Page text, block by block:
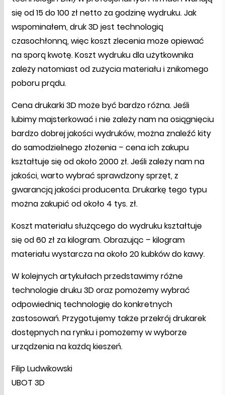
się od 15 do 100 zł netto za godzinę wydruku. Jak
wspominałem, druk 3D jest technologią
czasochłonną, więc koszt zlecenia może opiewać
na sporą kwotę. Koszt wydruku dla użytkownika
zależy natomiast od zużycia materiału i znikomego
poboru prądu.
Cena drukarki 3D może być bardzo różna. Jeśli
lubimy majsterkować i nie zależy nam na osiągnięciu
bardzo dobrej jakości wydruków, można znaleźć kity
do samodzielnego złożenia – cena ich zakupu
kształtuje się od około 2000 zł. Jeśli zależy nam na
jakości, warto wybrać sprawdzony sprzęt, z
gwarancją jakości producenta. Drukarkę tego typu
można zakupić od około 4 tys. zł.
Koszt materiału służącego do wydruku kształtuje
się od 60 zł za kilogram. Obrazując – kilogram
materiału wystarcza na około 20 kubków do kawy.
W kolejnych artykułach przedstawimy różne
technologie druku 3D oraz pomożemy wybrać
odpowiednią technologię do konkretnych
zastosowań. Przygotujemy także przekrój drukarek
dostępnych na rynku i pomożemy w wyborze
urządzenia na każdą kieszeń.
Filip Ludwikowski
UBOT 3D